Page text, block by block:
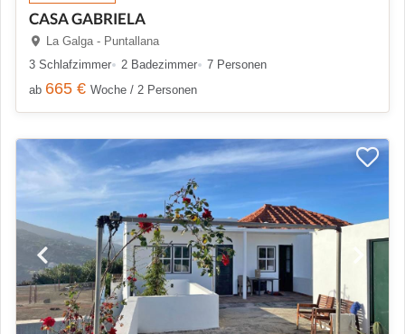
CASA GABRIELA
La Galga - Puntallana
3 Schlafzimmer
2 Badezimmer
7 Personen
ab 665 € Woche / 2 Personen